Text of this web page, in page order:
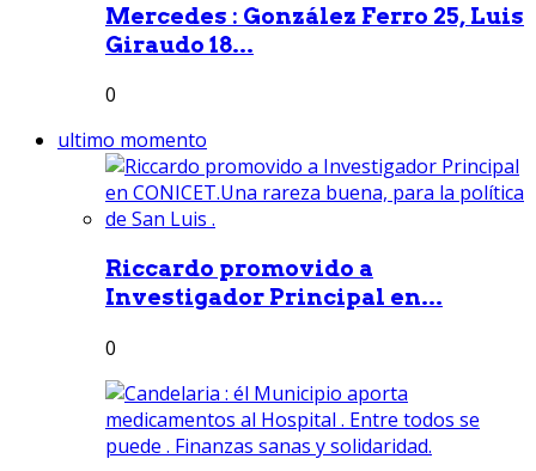
Mercedes : González Ferro 25, Luis
Giraudo 18...
0
ultimo momento
Riccardo promovido a
Investigador Principal en...
0